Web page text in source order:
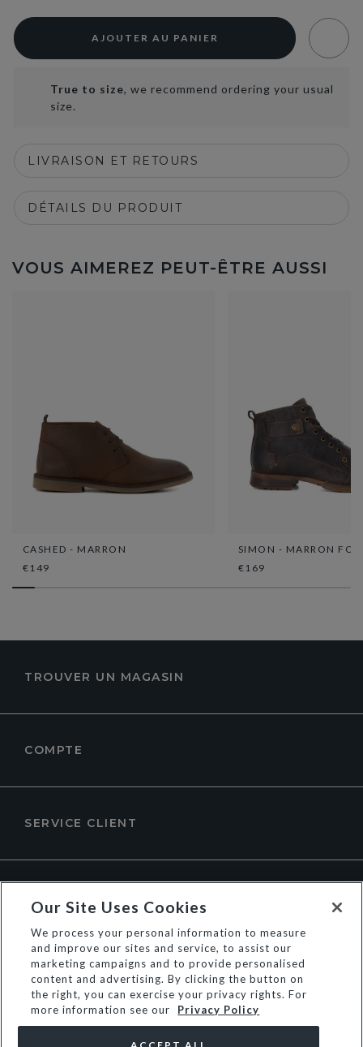
AJOUTER AU PANIER
True to size, we recommend ordering your usual
size.
LIVRAISON ET RETOURS
DÉTAILS DU PRODUIT
VOUS AIMEREZ PEUT-ÊTRE AUSSI
CASHED - MARRON
€149
SIMON - MARRON
€169
TROUVER UN MAGASIN
COMPTE
SERVICE CLIENT
Our Site Uses Cookies
We process your personal information to measure
and improve our sites and service, to assist our
marketing campaigns and to provide personalised
content and advertising. By clicking the button on
the right, you can exercise your privacy rights. For
more information see our
Privacy Policy